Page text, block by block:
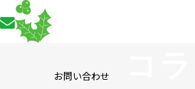
お問い合わせ